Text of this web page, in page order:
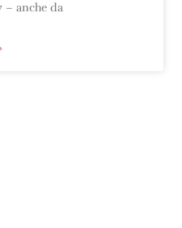
– anche da